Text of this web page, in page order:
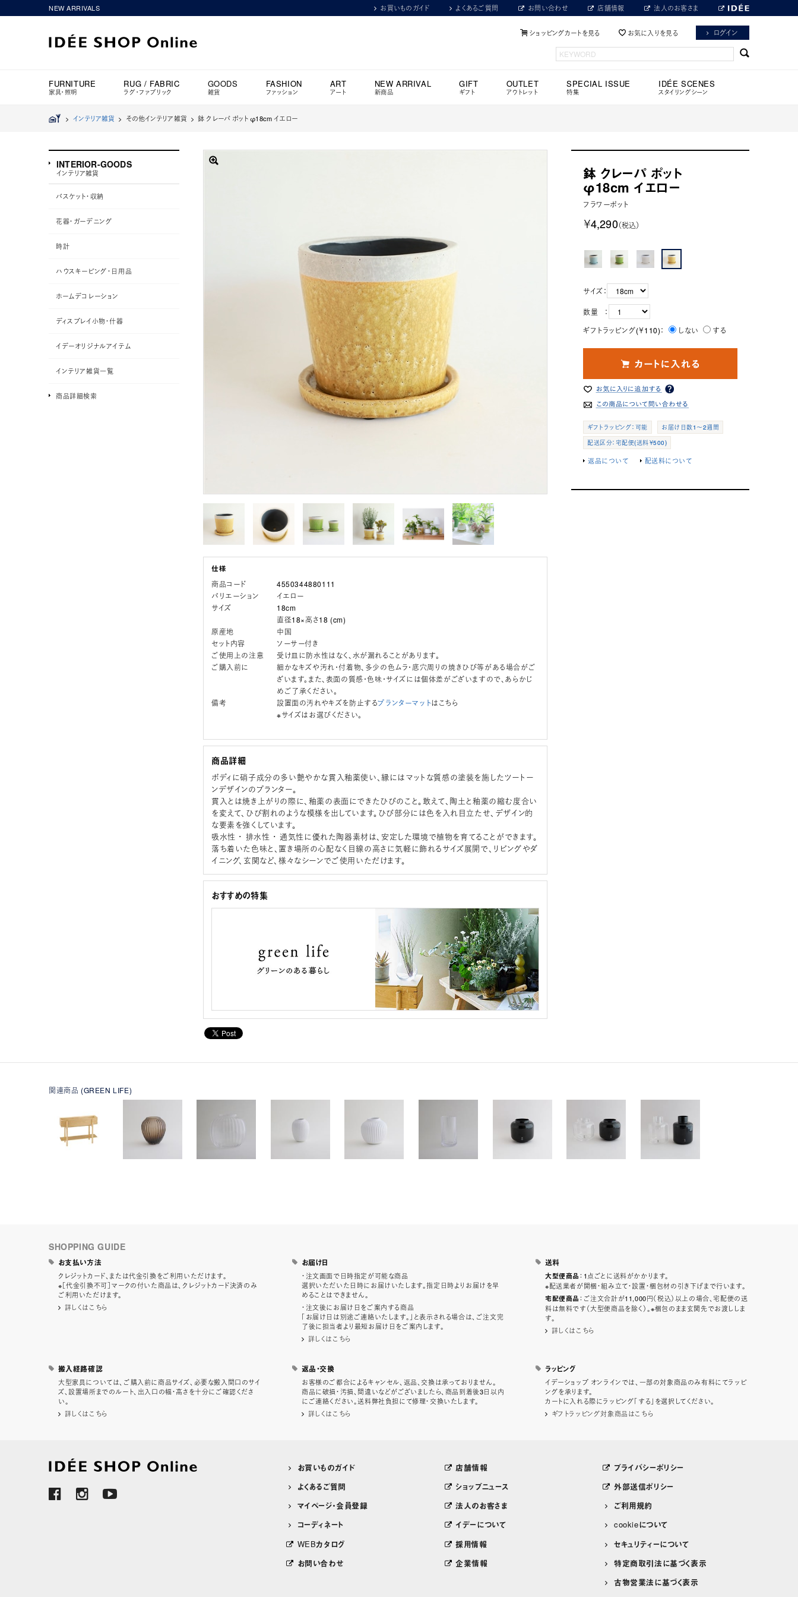
NEW ARRIVALS お買いものガイド よくあるご質問 お問い合わせ 店舗情報 法人のお客さま
ショッピングカートを見る お気に入りを見る ログイン
FURNITURE
家具・照明
RUG / FABRIC
ラグ・ファブリック
GOODS
雑貨
FASHION
ファッション
ART
アート
NEW ARRIVAL
新商品
GIFT
ギフト
OUTLET
アウトレット
SPECIAL ISSUE
特集
IDÉE SCENES
スタイリングシーン
> インテリア雑貨 > その他インテリア雑貨 >鉢 クレーパ ポット φ18cm イエロー
鉢 クレーパ ポット
φ18cm イエロー
フラワーポット
￥4,290（税込）
サイズ：
数量 ：
ギフトラッピング(￥110)：
しない する
ギフトラッピング：可能
お届け日数1～2週間
配送区分：宅配便(送料￥500)
返品について 配送料について
商品コード
4550344880111
バリエーション
イエロー
サイズ
18cm
直径18×高さ18 (cm)
原産地
中国
セット内容
ソーサー付き
ご使用上の注意
受け皿に防水性はなく、水が漏れることがあります。
ご購入前に
細かなキズや汚れ・付着物、多少の色ムラ・底穴周りの焼きひび等がある場合がご
ざいます。また、表面の質感・色味・サイズには個体差がございますので、あらかじ
めご了承ください。
備考
設置面の汚れやキズを防止するプランターマットはこちら
※サイズはお選びください。
商品詳細
ボディに硝子成分の多い艶やかな貫入釉薬使い、縁にはマットな質感の塗装を施したツートー
ンデザインのプランター。
貫入とは焼き上がりの際に、釉薬の表面にできたひびのこと。敢えて、陶土と釉薬の縮む度合い
を変えて、ひび割れのような模様を出しています。ひび部分には色を入れ目立たせ、デザイン的
な要素を強くしています。
吸水性 ･ 排水性 ･ 通気性に優れた陶器素材は、安定した環境で植物を育てることができます。
落ち着いた色味と、置き場所の心配なく目線の高さに気軽に飾れるサイズ展開で、リビングやダ
イニング、玄関など、様々なシーンでご使用いただけます。
おすすめの特集
INTERIOR-GOODS
インテリア雑貨
バスケット・収納
花器・ガーデニング
時計
ハウスキーピング・日用品
ホームデコレーション
ディスプレイ小物・什器
イデーオリジナルアイテム
インテリア雑貨一覧
商品詳細検索
関連商品 (GREEN LIFE)
SHOPPING GUIDE
お支払い方法
クレジットカード、または代金引換をご利用いただけます。
※［代金引換不可］マークの付いた商品は、クレジットカード決済のみ
ご利用いただけます。
詳しくはこちら
お届け日
・注文画面で日時指定が可能な商品
選択いただいた日時にお届けいたします。指定日時よりお届けを早
めることはできません。
・注文後にお届け日をご案内する商品
「お届け日は別途ご連絡いたします。」と表示される場合は、ご注文完
了後に担当者より最短お届け日をご案内します。
詳しくはこちら
送料
大型便商品 ：1点ごとに送料がかかります。
※配送業者が開梱・組み立て・設置・梱包材の引き下げまで行います。
宅配便商品 ：ご注文合計が11,000円（税込）以上の場合、宅配便の送
料は無料です（大型便商品を除く）。※梱包のまま玄関先でお渡ししま
す。
詳しくはこちら
搬入経路確認
大型家具については、ご購入前に商品サイズ、必要な搬入間口のサイ
ズ、設置場所までのルート、出入口の幅・高さを十分にご確認くださ
い。
詳しくはこちら
返品・交換
お客様のご都合によるキャンセル、返品、交換は承っておりません。
商品に破損・汚損、間違いなどがございましたら、商品到着後3日以内
にご連絡ください。送料弊社負担にて修理・交換いたします。
詳しくはこちら
ラッピング
イデーショップ オンラインでは、一部の対象商品のみ有料にてラッピ
ングを承ります。
カートに入れる際にラッピング「する」を選択してください。
ギフトラッピング対象商品はこちら
お買いものガイド
よくあるご質問
マイページ・会員登録
コーディネート
WEBカタログ
お問い合わせ
店舗情報
ショップニュース
法人のお客さま
イデーについて
採用情報
企業情報
プライバシーポリシー
外部送信ポリシー
ご利用規約
cookieについて
セキュリティーについて
特定商取引法に基づく表示
古物営業法に基づく表示